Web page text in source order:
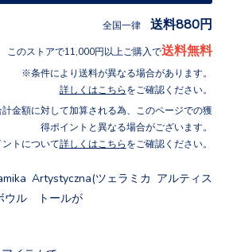
全国一律 送料880円
このストアで11,000円以上ご購入で送料無料
条件により送料が異なる場合があります。
詳しくはこちら をご確認ください。
金額に対して加算される為、このページでの獲
得ポイントと異なる場合がございます。
ントについて詳しくはこちら をご確認ください。
Artystyczna(ツェラミカ アルティス
ウル トールが